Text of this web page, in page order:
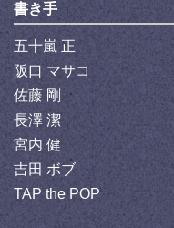
書き手
五十嵐 正
阪口 マサコ
佐藤 剛
長澤 潔
宮内 健
吉田 ボブ
TAP the POP